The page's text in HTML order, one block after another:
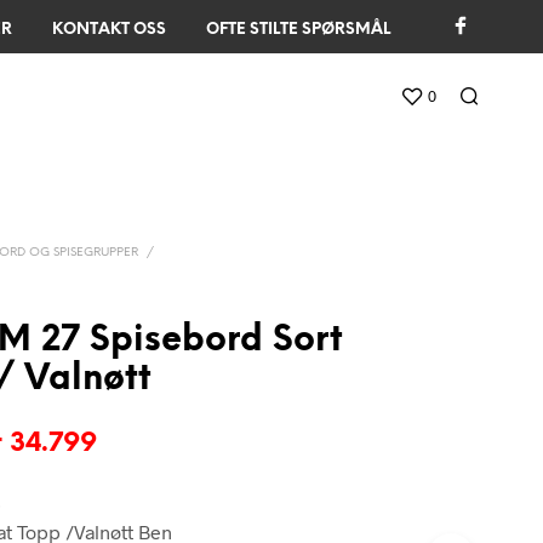
KONTAKT OSS OFTE STILTE SPØRSMÅL
0
OG SPISEGRUPPER /
27 Spisebord Sort
Valnøtt
34.799Nåværende
er:
Topp /Valnøtt Ben